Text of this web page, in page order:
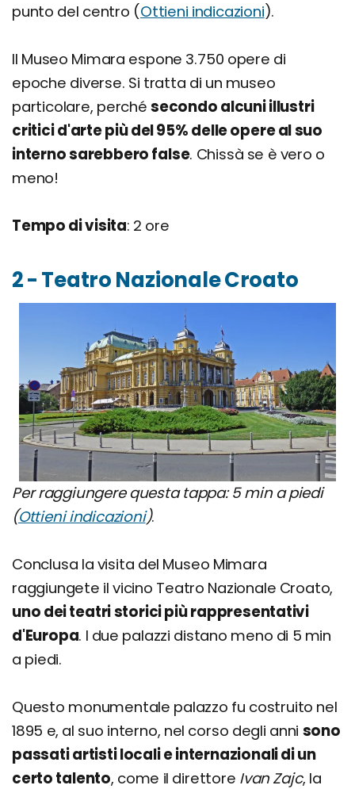
punto del centro (Ottieni indicazioni).
Il Museo Mimara espone 3.750 opere di
epoche diverse. Si tratta di un museo
particolare, perchésecondo alcuni illustri
critici d'arte più del 95% delle opere al suo
interno sarebbero false. Chissà se è vero o
meno!
Tempo di visita: 2 ore
2 - Teatro Nazionale Croato
Per raggiungere questa tappa: 5 min a piedi
(Ottieni indicazioni).
Conclusa la visita del Museo Mimara
raggiungete il vicino Teatro Nazionale Croato,
uno dei teatri storici più rappresentativi
d'Europa. I due palazzi distano meno di 5 min
a piedi.
Questo monumentale palazzo fu costruito nel
1895 e, al suo interno, nel corso degli anni sono
passati artisti locali e internazionali di un
certo talento, come il direttore Ivan Zajc, la